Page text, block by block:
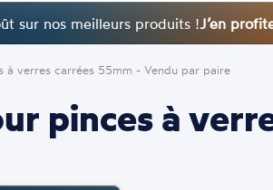
sur nos meilleurs produits !J’en
verres carrées 55mm - Vendu par paire
pinces à